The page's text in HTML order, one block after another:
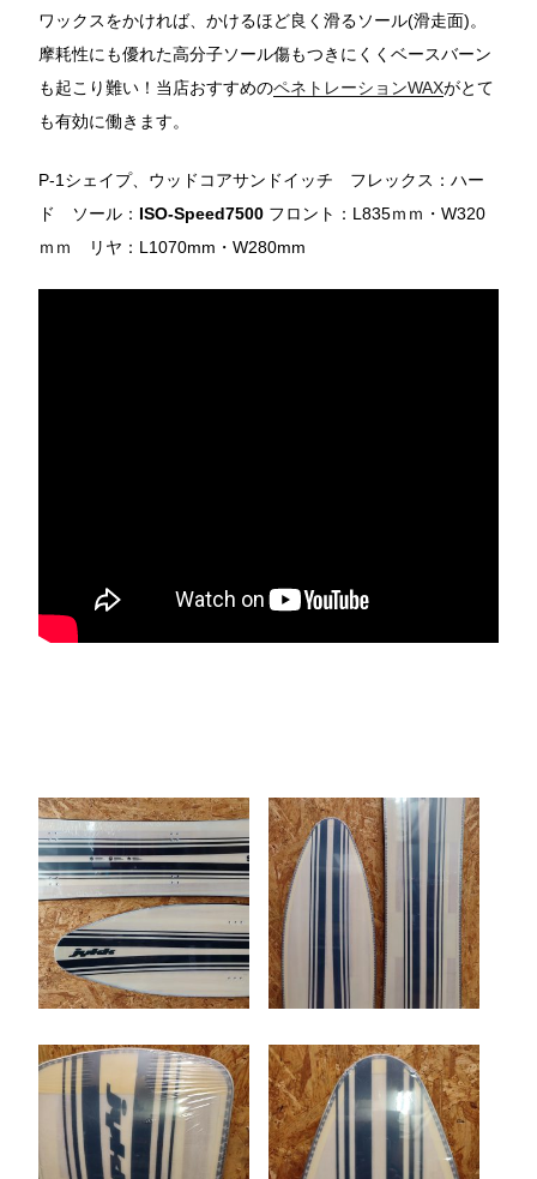
ワックスをかければ、かけるほど良く滑るソール(滑走面)。
摩耗性にも優れた高分子ソール傷もつきにくくベースバーン
も起こり難い！当店おすすめのペネトレーションWAXがとて
も有効に働きます。
P-1シェイプ、ウッドコアサンドイッチ フレックス：ハー
ド ソール： ISO-Speed7500 フロント：L835ｍｍ・W320
ｍｍ リヤ：L1070mm・W280mm